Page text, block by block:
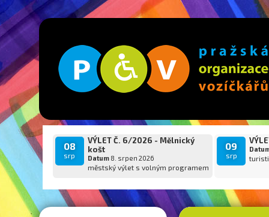
08
srp
VÝLET Č. 6/2026 - Mělnický
košt
Datum8. srpen 2026
městský výlet s volným programem
09
srp